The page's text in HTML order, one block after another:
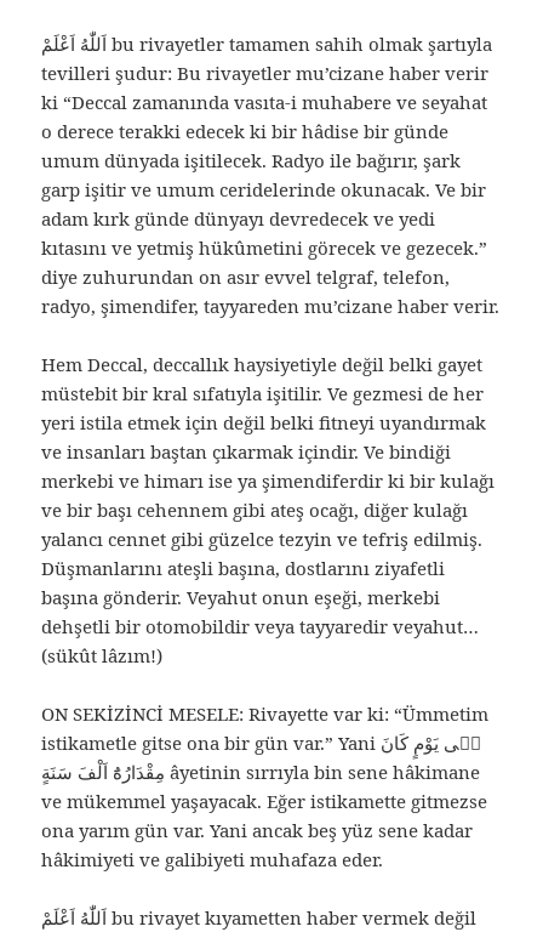
اَللّٰهُ اَعْلَمْ bu rivayetler tamamen sahih olmak şartıyla
tevilleri şudur: Bu rivayetler mu’cizane haber verir
ki “Deccal zamanında vasıta-i muhabere ve seyahat
o derece terakki edecek ki bir hâdise bir günde
umum dünyada işitilecek. Radyo ile bağırır, şark
garp işitir ve umum ceridelerinde okunacak. Ve bir
adam kırk günde dünyayı devredecek ve yedi
kıtasını ve yetmiş hükûmetini görecek ve gezecek.”
diye zuhurundan on asır evvel telgraf, telefon,
radyo, şimendifer, tayyareden mu’cizane haber verir.
Hem Deccal, deccallık haysiyetiyle değil belki gayet
müstebit bir kral sıfatıyla işitilir. Ve gezmesi de her
yeri istila etmek için değil belki fitneyi uyandırmak
ve insanları baştan çıkarmak içindir. Ve bindiği
merkebi ve himarı ise ya şimendiferdir ki bir kulağı
ve bir başı cehennem gibi ateş ocağı, diğer kulağı
yalancı cennet gibi güzelce tezyin ve tefriş edilmiş.
Düşmanlarını ateşli başına, dostlarını ziyafetli
başına gönderir. Veyahut onun eşeği, merkebi
dehşetli bir otomobildir veya tayyaredir veyahut…
(sükût lâzım!)
ON SEKİZİNCİ MESELE: Rivayette var ki: “Ümmetim
istikametle gitse ona bir gün var.” Yani فٖى يَوْمٍ كَانَ
مِقْدَارُهُٓ اَلْفَ سَنَةٍ âyetinin sırrıyla bin sene hâkimane
ve mükemmel yaşayacak. Eğer istikamette gitmezse
ona yarım gün var. Yani ancak beş yüz sene kadar
hâkimiyeti ve galibiyeti muhafaza eder.
اَللّٰهُ اَعْلَمْ bu rivayet kıyametten haber vermek değil